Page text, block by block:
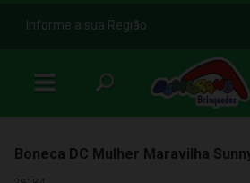
b
Informe a sua Região
Boneca DC Mulher Maravilha